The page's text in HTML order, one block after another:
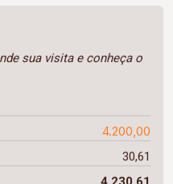
sua visita e conheça o
4.200,00
30,61